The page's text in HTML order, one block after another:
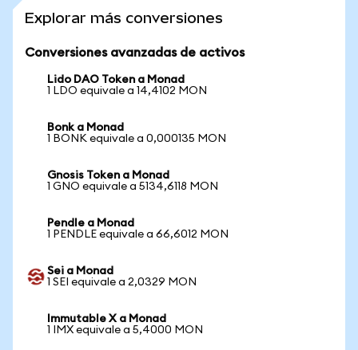
Explorar más conversiones
Conversiones avanzadas de activos
Lido DAO Token a Monad
1 LDO equivale a 14,4102 MON
Bonk a Monad
1 BONK equivale a 0,000135 MON
Gnosis Token a Monad
1 GNO equivale a 5134,6118 MON
Pendle a Monad
1 PENDLE equivale a 66,6012 MON
Sei a Monad
1 SEI equivale a 2,0329 MON
Immutable X a Monad
1 IMX equivale a 5,4000 MON